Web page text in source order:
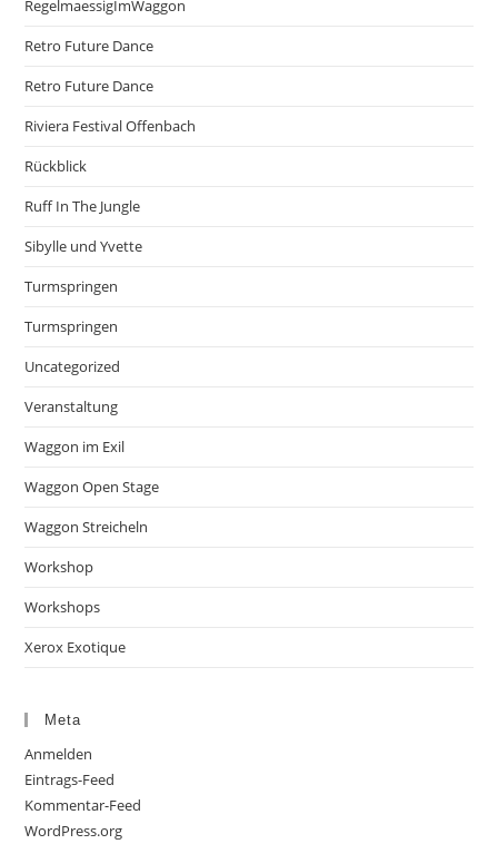
RegelmaessigImWaggon
Retro Future Dance
Retro Future Dance
Riviera Festival Offenbach
Rückblick
Ruff In The Jungle
Sibylle und Yvette
Turmspringen
Turmspringen
Uncategorized
Veranstaltung
Waggon im Exil
Waggon Open Stage
Waggon Streicheln
Workshop
Workshops
Xerox Exotique
Meta
Anmelden
Eintrags-Feed
Kommentar-Feed
WordPress.org